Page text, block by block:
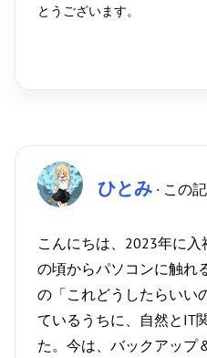
とうございます。
ひとみ · この
こんにちは、2023年に
の頃からパソコンに触れ
の「これどうしたらいい
ているうちに、自然とIT
た。今は、バックアップ